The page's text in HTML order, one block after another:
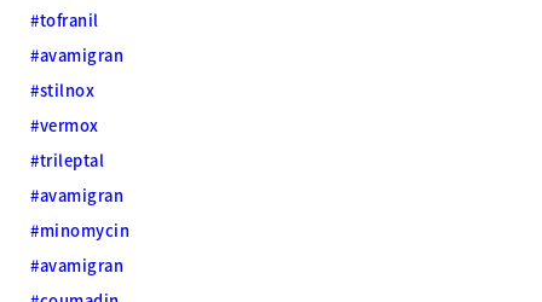
#tofranil
#avamigran
#stilnox
#vermox
#trileptal
#avamigran
#minomycin
#avamigran